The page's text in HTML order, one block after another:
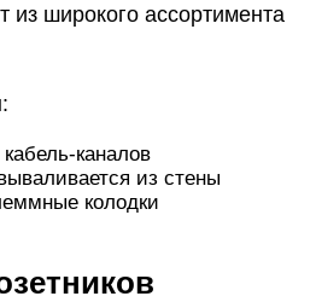
из широкого ассортимента
каналов
из стены
колодки